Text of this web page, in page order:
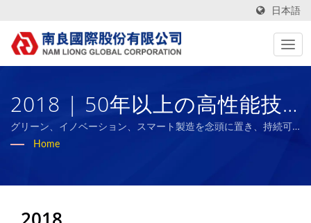
日本語
2018 | 50年以上の高性能技
術ファブリックとバイオラバ
Liong
グリーン、イノベーション、スマート製造を念頭に置き、持続可
能な複合材料産業のベンチマークとなり、従業員や社会と成果を
Home